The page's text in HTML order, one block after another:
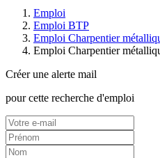
Emploi
Emploi BTP
Emploi Charpentier
Emploi Charpentier
Créer une alerte mail
pour cette recherche d'emploi